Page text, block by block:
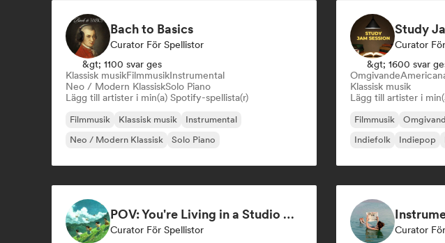
Bach to Basics
Curator För Spellistor
&gt; 1100 svar ges
Klassisk musikFilmmusikInstrumental
Neo / Modern KlassiskSolo Piano
Lägg till artister i min(a) Spotify-spellista(r)
Filmmusik Klassisk musik
Instrumental
Neo / Modern Klassisk
Solo Piano
Curator
&gt; 1600 svar
Omgivande
Klassisk musik
Lägg till artister i
Filmmusik
Indiefolk
Indiepop
POV: You're Living in a Studio Ghibli Movie 🌱 Neo-Classical Piano & Dream Pop
Curator För Spellistor
Curator